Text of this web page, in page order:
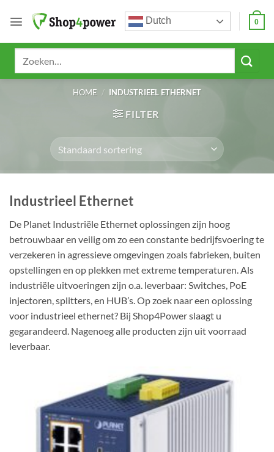
naar
Dutch 0
HOME / INDUSTRIEEL ETHERNET
FILTER
Industrieel Ethernet
De Planet Industriële Ethernet oplossingen zijn hoog
betrouwbaar en veilig om zo een constante bedrijfsvoering te
verzekeren in agressieve omgevingen zoals fabrieken, buiten
opstellingen en op plekken met extreme temperaturen. Als
industriële uitvoeringen zijn o.a. leverbaar: Switches, PoE
injectoren, splitters, en HUB’s. Op zoek naar een oplossing
voor industrieel ethernet? Bij Shop4Power slaagt u
gegarandeerd. Nagenoeg alle producten zijn uit voorraad
leverbaar.